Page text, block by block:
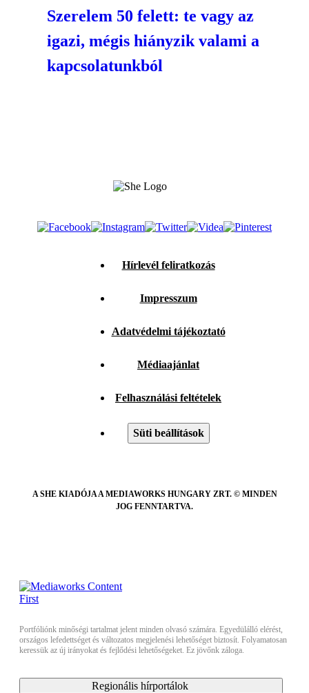
Szerelem 50 felett: te vagy az
igazi, mégis hiányzik valami a
kapcsolatunkból
Hírlevél feliratkozás
Impresszum
Adatvédelmi tájékoztató
Médiaajánlat
Felhasználási feltételek
Süti beállítások
A SHE KIADÓJA A MEDIAWORKS HUNGARY ZRT. © MINDEN
JOG FENNTARTVA.
Portfóliónk minőségi tartalmat jelent minden olvasó számára. Egyedülálló elérést,
országos lefedettséget és változatos megjelenési lehetőséget biztosít. Folyamatosan
keressük az új irányokat és fejlődési lehetőségeket. Ez jövőnk záloga.
Regionális hírportálok